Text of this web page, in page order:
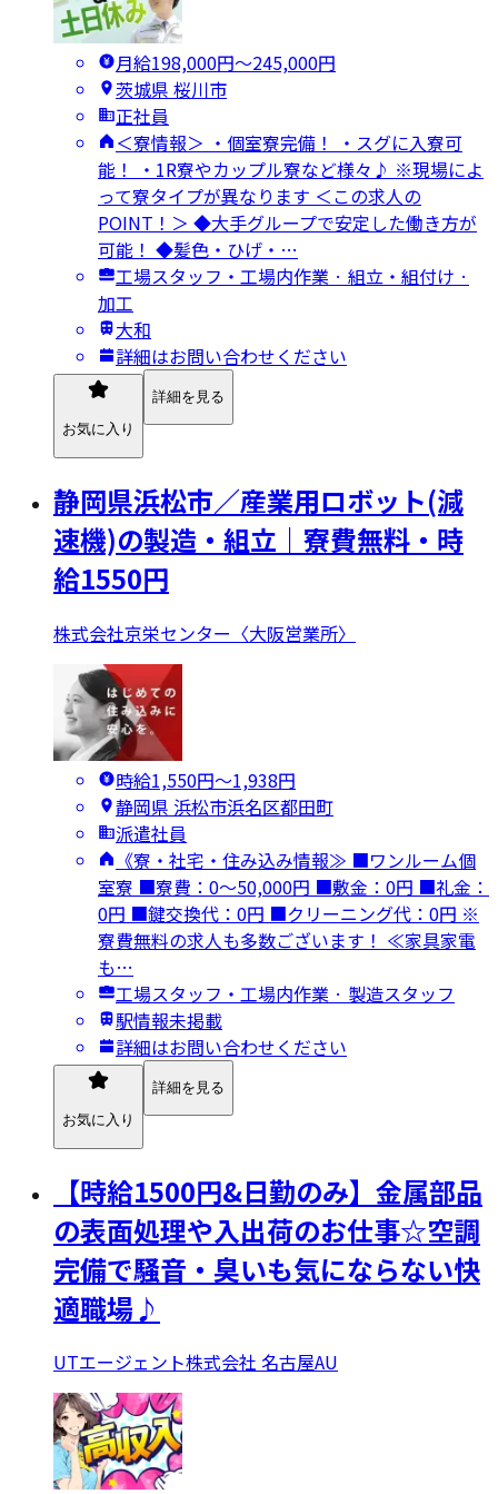
月給198,000円〜245,000円
茨城県 桜川市
正社員
＜寮情報＞ ・個室寮完備！ ・スグに入寮可
能！ ・1R寮やカップル寮など様々♪ ※現場によ
って寮タイプが異なります ＜この求人の
POINT！＞ ◆大手グループで安定した働き方が
可能！ ◆髪色・ひげ・…
工場スタッフ・工場内作業 · 組立・組付け ·
加工
大和
詳細はお問い合わせください
お気に入り
詳細を見る
静岡県浜松市／産業用ロボット(減
速機)の製造・組立｜寮費無料・時
給1550円
株式会社京栄センター〈大阪営業所〉
時給1,550円〜1,938円
静岡県 浜松市浜名区都田町
派遣社員
《寮・社宅・住み込み情報≫ ■ワンルーム個
室寮 ■寮費：0～50,000円 ■敷金：0円 ■礼金：
0円 ■鍵交換代：0円 ■クリーニング代：0円 ※
寮費無料の求人も多数ございます！ ≪家具家電
も…
工場スタッフ・工場内作業 · 製造スタッフ
駅情報未掲載
詳細はお問い合わせください
お気に入り
詳細を見る
【時給1500円&日勤のみ】金属部品
の表面処理や入出荷のお仕事☆空調
完備で騒音・臭いも気にならない快
適職場♪
UTエージェント株式会社 名古屋AU